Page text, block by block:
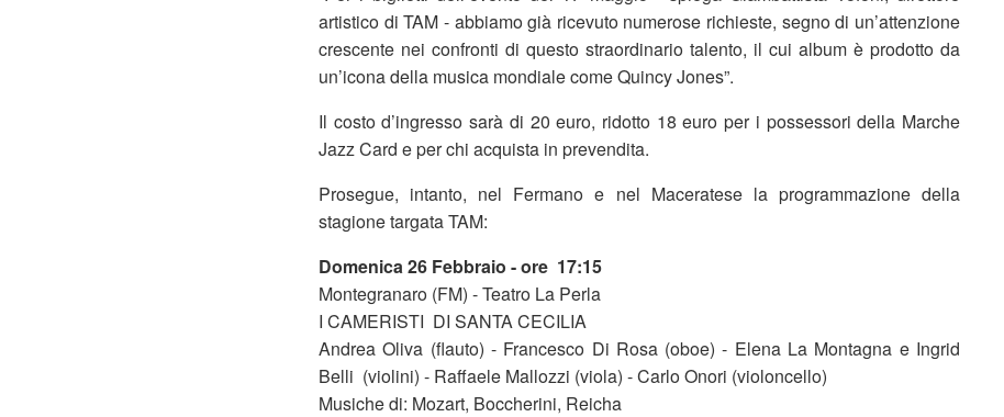
artistico di TAM - abbiamo già ricevuto numerose richieste, segno di un’attenzione
crescente nei confronti di questo straordinario talento, il cui album è prodotto da
un’icona della musica mondiale come Quincy Jones”.
Il costo d’ingresso sarà di 20 euro, ridotto 18 euro per i possessori della Marche
Jazz Card e per chi acquista in prevendita.
Prosegue, intanto, nel Fermano e nel Maceratese la programmazione della
stagione targata TAM:
Domenica 26 Febbraio - ore 17:15
Montegranaro (FM) - Teatro La Perla
I CAMERISTI DI SANTA CECILIA
Andrea Oliva (flauto) - Francesco Di Rosa (oboe) - Elena La Montagna e Ingrid
Belli (violini) - Raffaele Mallozzi (viola) - Carlo Onori (violoncello)
Musiche di: Mozart, Boccherini, Reicha